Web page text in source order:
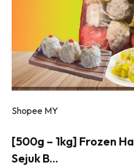
Shopee MY
[500g – 1kg] Frozen
Sejuk B...